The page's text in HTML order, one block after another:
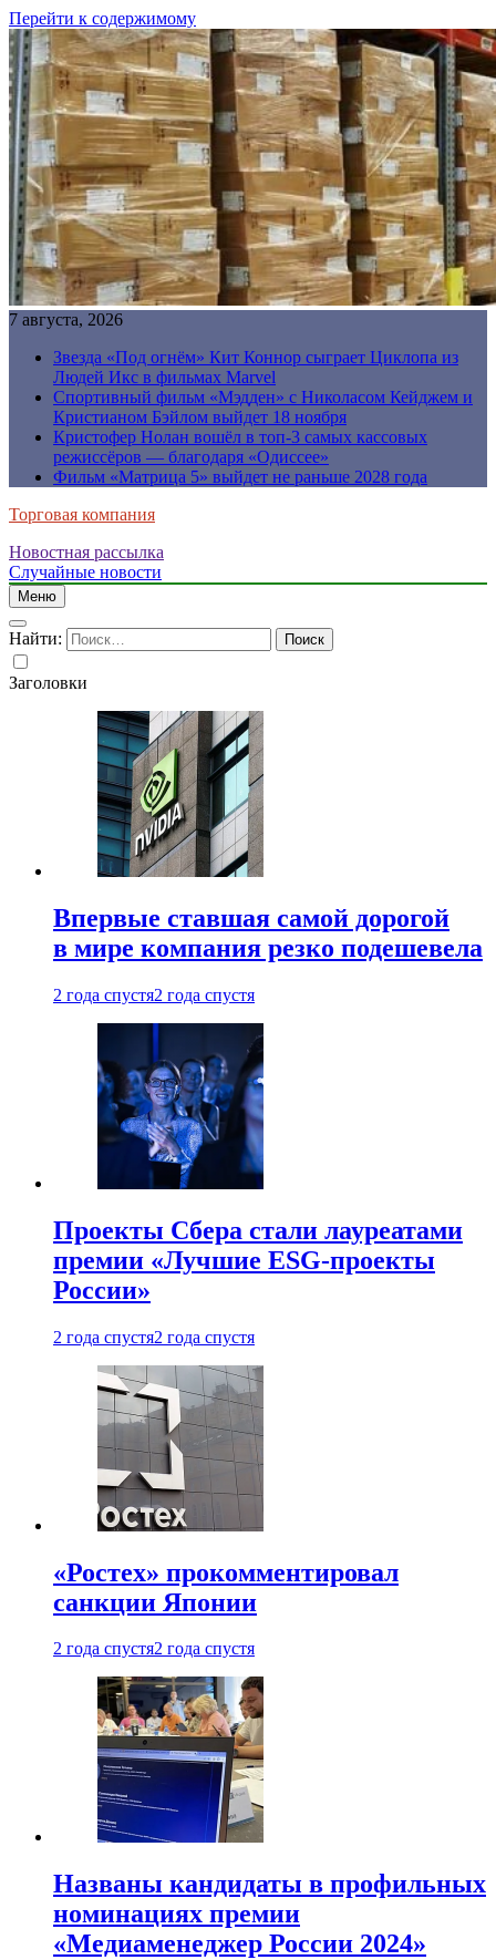
Перейти к содержимому
7 августа, 2026
Звезда «Под огнём» Кит Коннор сыграет Циклопа из
Людей Икс в фильмах Marvel
Спортивный фильм «Мэдден» с Николасом Кейджем и
Кристианом Бэйлом выйдет 18 ноября
Кристофер Нолан вошёл в топ-3 самых кассовых
режиссёров — благодаря «Одиссее»
Фильм «Матрица 5» выйдет не раньше 2028 года
Торговая компания
Новостная рассылка
Случайные новости
Меню
Найти:
Заголовки
Впервые ставшая самой дорогой
в мире компания резко подешевела
2 года спустя2 года спустя
Проекты Сбера стали лауреатами
премии «Лучшие ESG-проекты
России»
2 года спустя2 года спустя
«Ростех» прокомментировал
санкции Японии
2 года спустя2 года спустя
Названы кандидаты в профильных
номинациях премии
«Медиаменеджер России 2024»